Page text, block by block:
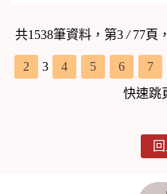
共1538筆資料，第3/77頁
2 3 4 5 6 7
快速跳